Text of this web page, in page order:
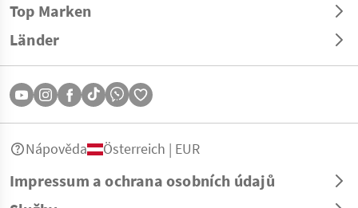
Top Marken
Länder
Impressum a ochrana osobních údajů
Nápověda Österreich | EUR